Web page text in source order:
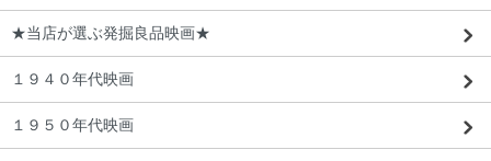
★当店が選ぶ発掘良品映画★
１９４０年代映画
１９５０年代映画